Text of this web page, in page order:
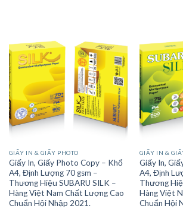
GIẤY IN & GIẤY PHOTO
Giấy In, Giấy Photo Copy – Khổ
A4, Định Lượng 70 gsm –
Thương Hiệu SUBARU SILK –
Hàng Việt Nam Chất Lượng Cao
Chuẩn Hội Nhập 2021.
GIẤY IN &
Giấy In,
A4, Định
Thương
Hàng Việt
Chuẩn Hội